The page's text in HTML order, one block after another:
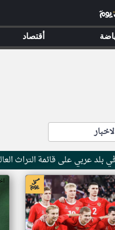
عربي على قائمة التراث
أقتصاد